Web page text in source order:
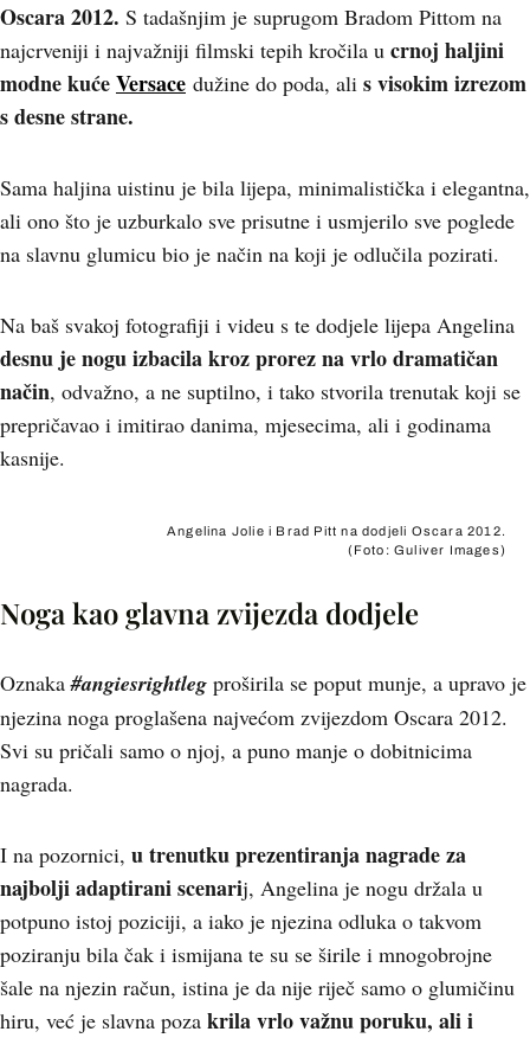
Oscara 2012. S tadašnjim je suprugom Bradom Pittom na
najcrveniji i najvažniji filmski tepih kročila u crnoj haljini
modne kućeVersace dužine do poda, ali s visokim izrezom
s desne strane.
Sama haljina uistinu je bila lijepa, minimalistička i elegantna,
ali ono što je uzburkalo sve prisutne i usmjerilo sve poglede
na slavnu glumicu bio je način na koji je odlučila pozirati.
Na baš svakoj fotografiji i videu s te dodjele lijepa Angelina
desnu je nogu izbacila kroz prorez na vrlo dramatičan
način, odvažno, a ne suptilno, i tako stvorila trenutak koji se
prepričavao i imitirao danima, mjesecima, ali i godinama
kasnije.
Angelina Jolie i Brad Pitt na dodjeli Oscara 2012.
(Foto: Guliver Images)
Noga kao glavna zvijezda dodjele
Oznaka#angiesrightleg proširila se poput munje, a upravo je
njezina noga proglašena najvećom zvijezdom Oscara 2012.
Svi su pričali samo o njoj, a puno manje o dobitnicima
nagrada.
I na pozornici, u trenutku prezentiranja nagrade za
najbolji adaptirani scenarij, Angelina je nogu držala u
potpuno istoj poziciji, a iako je njezina odluka o takvom
poziranju bila čak i ismijana te su se širile i mnogobrojne
šale na njezin račun, istina je da nije riječ samo o glumičinu
hiru, već je slavna poza krila vrlo važnu poruku, ali i